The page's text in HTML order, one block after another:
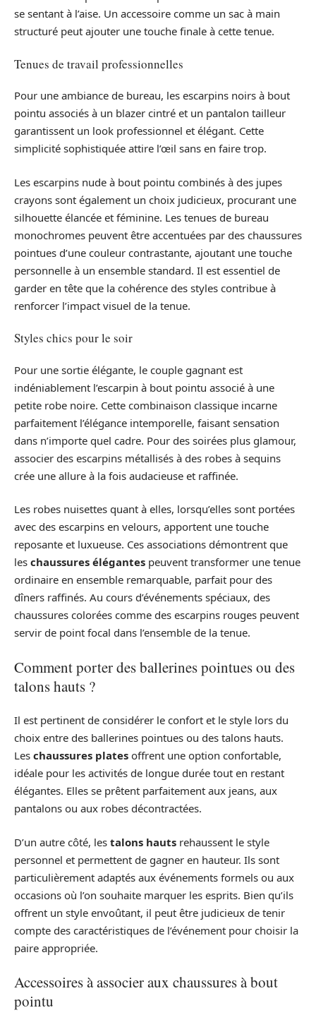
se sentant à l’aise. Un accessoire comme un sac à main
structuré peut ajouter une touche finale à cette tenue.
Tenues de travail professionnelles
Pour une ambiance de bureau, les escarpins noirs à bout
pointu associés à un blazer cintré et un pantalon tailleur
garantissent un look professionnel et élégant. Cette
simplicité sophistiquée attire l’œil sans en faire trop.
Les escarpins nude à bout pointu combinés à des jupes
crayons sont également un choix judicieux, procurant une
silhouette élancée et féminine. Les tenues de bureau
monochromes peuvent être accentuées par des chaussures
pointues d’une couleur contrastante, ajoutant une touche
personnelle à un ensemble standard. Il est essentiel de
garder en tête que la cohérence des styles contribue à
renforcer l’impact visuel de la tenue.
Styles chics pour le soir
Pour une sortie élégante, le couple gagnant est
indéniablement l’escarpin à bout pointu associé à une
petite robe noire. Cette combinaison classique incarne
parfaitement l’élégance intemporelle, faisant sensation
dans n’importe quel cadre. Pour des soirées plus glamour,
associer des escarpins métallisés à des robes à sequins
crée une allure à la fois audacieuse et raffinée.
Les robes nuisettes quant à elles, lorsqu’elles sont portées
avec des escarpins en velours, apportent une touche
reposante et luxueuse. Ces associations démontrent que
les chaussures élégantes peuvent transformer une tenue
ordinaire en ensemble remarquable, parfait pour des
dîners raffinés. Au cours d’événements spéciaux, des
chaussures colorées comme des escarpins rouges peuvent
servir de point focal dans l’ensemble de la tenue.
Comment porter des ballerines pointues ou des
talons hauts ?
Il est pertinent de considérer le confort et le style lors du
choix entre des ballerines pointues ou des talons hauts.
Les chaussures plates offrent une option confortable,
idéale pour les activités de longue durée tout en restant
élégantes. Elles se prêtent parfaitement aux jeans, aux
pantalons ou aux robes décontractées.
D’un autre côté, les talons hauts rehaussent le style
personnel et permettent de gagner en hauteur. Ils sont
particulièrement adaptés aux événements formels ou aux
occasions où l’on souhaite marquer les esprits. Bien qu’ils
offrent un style envoûtant, il peut être judicieux de tenir
compte des caractéristiques de l’événement pour choisir la
paire appropriée.
Accessoires à associer aux chaussures à bout
pointu